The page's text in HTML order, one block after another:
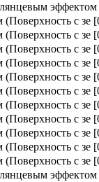
эффектом
с зе
с зе
с зе
с зе
с зе
с зе
с зе
с зе
с зе
с зе
с зе
эффектом